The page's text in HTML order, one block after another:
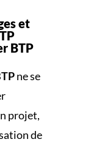
et
BTP
ne se
projet,
de